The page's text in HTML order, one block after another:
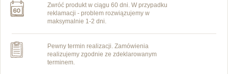
Zwróć produkt w ciągu 60 dni. W przypadku
reklamacji - problem rozwiązujemy w
maksymalnie 1-2 dni.
Pewny termin realizacji. Zamówienia
realizujemy zgodnie ze zdeklarowanym
terminem.